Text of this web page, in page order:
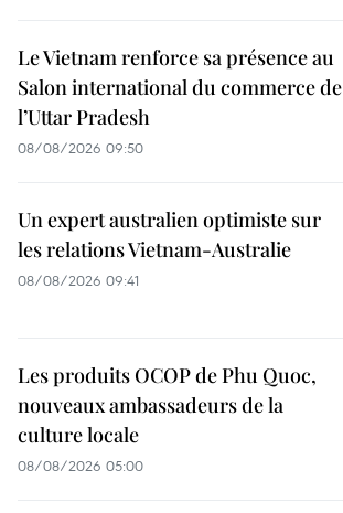
Le Vietnam renforce sa présence au
Salon international du commerce de
l’Uttar Pradesh
08/08/2026 09:50
Un expert australien optimiste sur
les relations Vietnam-Australie
08/08/2026 09:41
Les produits OCOP de Phu Quoc,
nouveaux ambassadeurs de la
culture locale
08/08/2026 05:00